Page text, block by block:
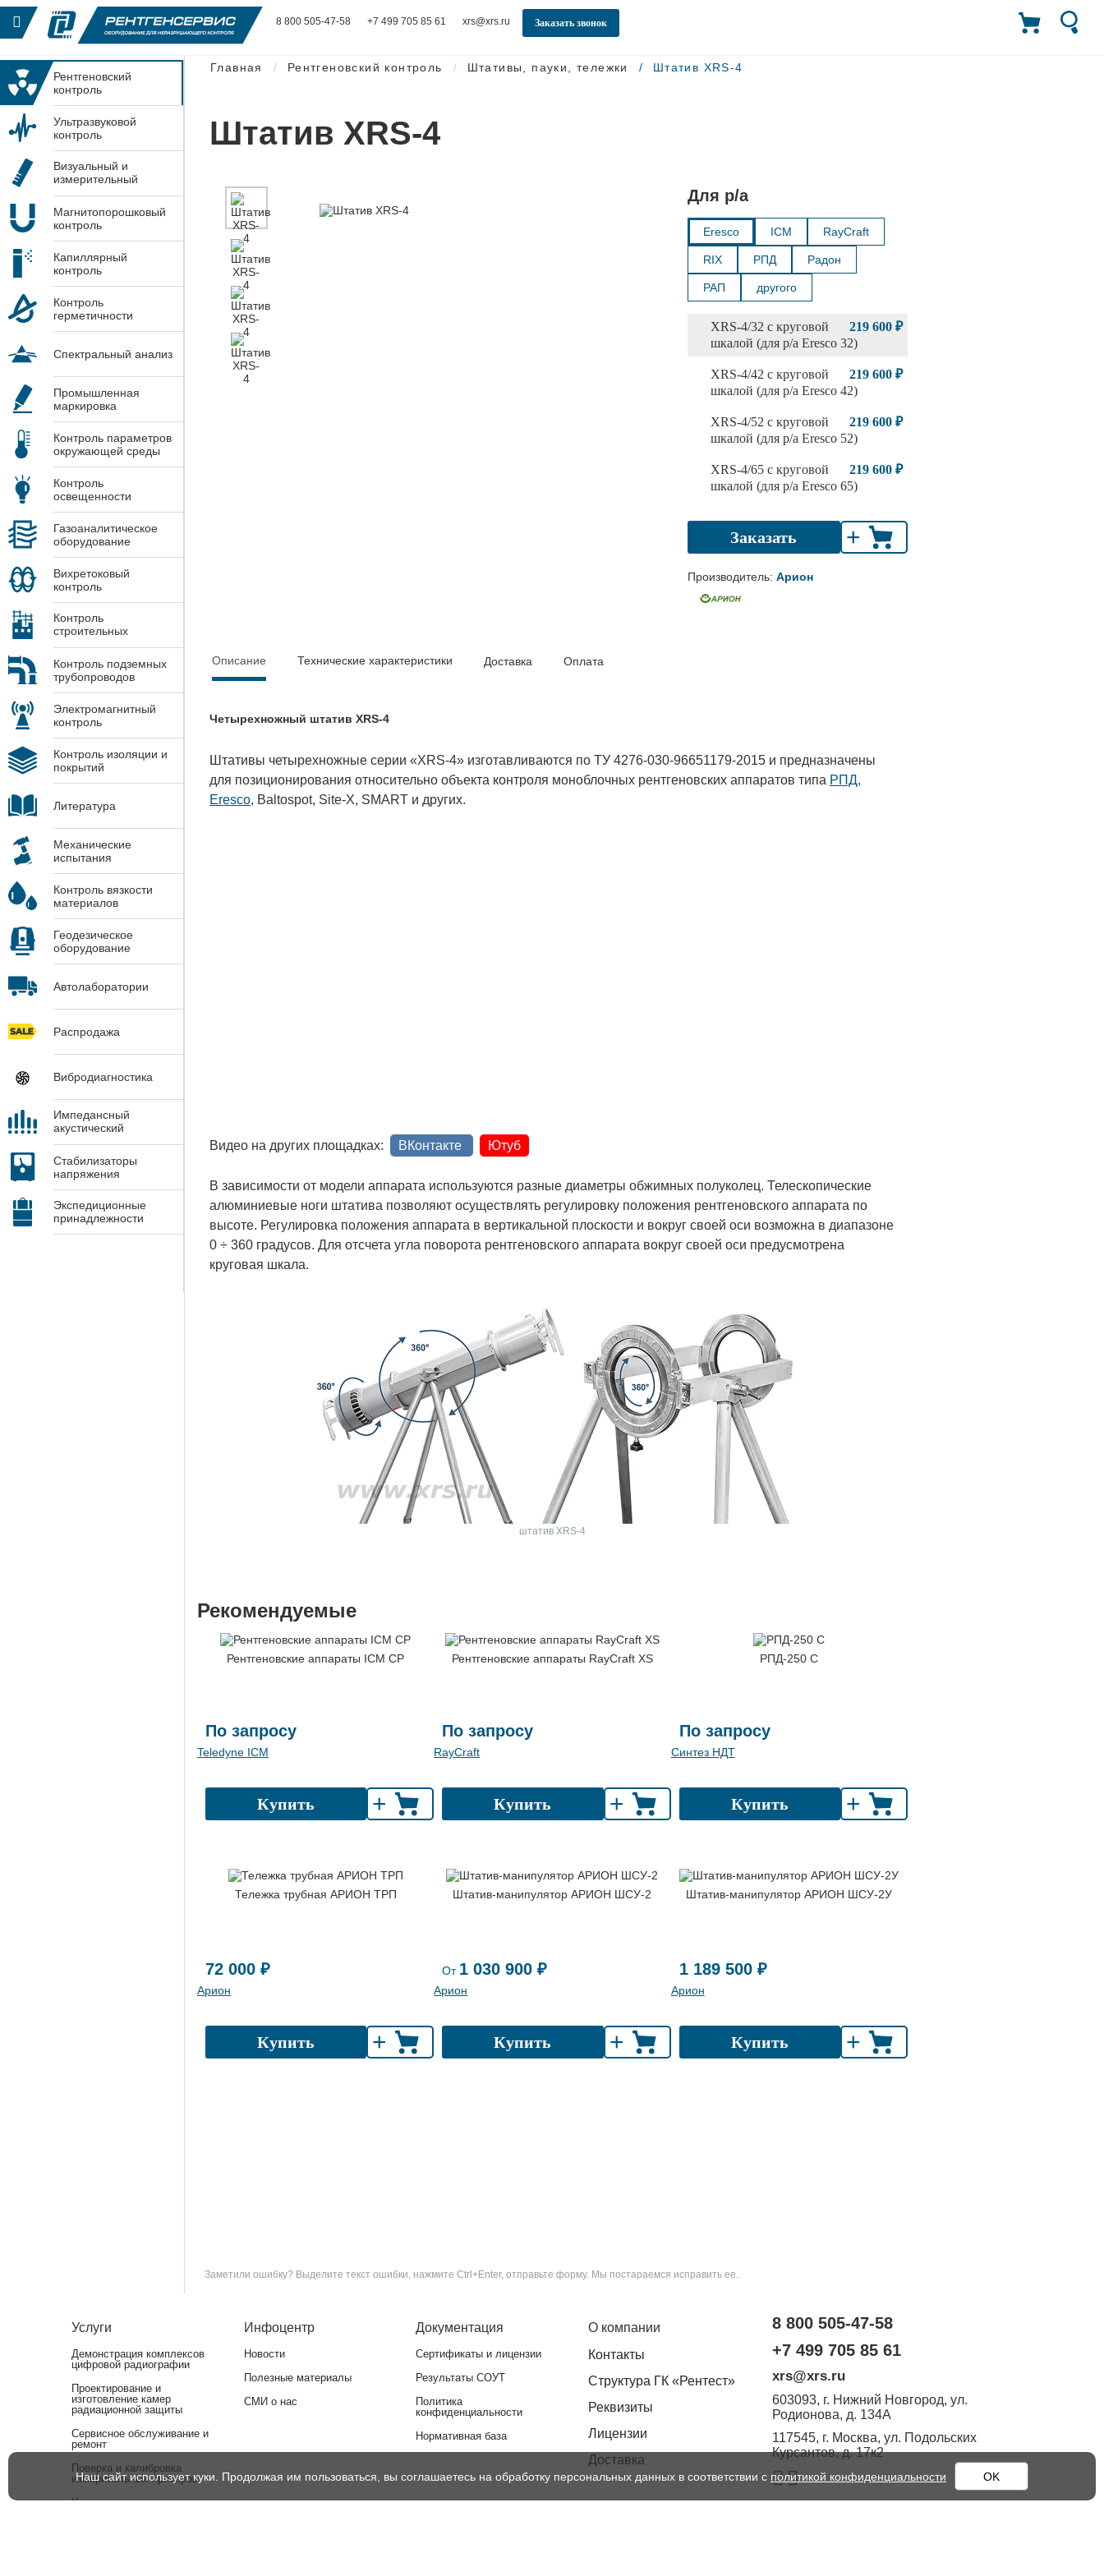
8 800 505-47-58 +7 499 705 85 61 xrs@xrs.ru Заказать звонок
Рентгеновский
контроль
Ультразвуковой
контроль
Визуальный и
измерительный
Магнитопорошковый
контроль
Капиллярный
контроль
Контроль
герметичности
Спектральный анализ
Промышленная
маркировка
Контроль параметров
окружающей среды
Контроль
освещенности
Газоаналитическое
оборудование
Вихретоковый
контроль
Контроль
строительных
Контроль подземных
трубопроводов
Электромагнитный
контроль
Контроль изоляции и
покрытий
Литература
Механические
испытания
Контроль вязкости
материалов
Геодезическое
оборудование
Автолаборатории
Распродажа
Вибродиагностика
Импедансный
акустический
Стабилизаторы
напряжения
Экспедиционные
принадлежности
Главная Рентгеновский контроль Штативы, пауки, тележки Штатив XRS-4
Штатив XRS-4
Для р/а
Eresco ICM RayCraft
RIX РПД Радон
РАП другого
219 600 ₽
XRS-4/32 с круговой
шкалой (для р/а Eresco 32)
219 600 ₽
XRS-4/42 с круговой
шкалой (для р/а Eresco 42)
219 600 ₽
XRS-4/52 с круговой
шкалой (для р/а Eresco 52)
219 600 ₽
XRS-4/65 с круговой
шкалой (для р/а Eresco 65)
Заказать +
Производитель: Арион
Описание Технические характеристики Доставка Оплата
Четырехножный штатив XRS-4
Штативы четырехножные серии «XRS-4» изготавливаются по ТУ 4276-030-96651179-2015 и предназначены
для позиционирования относительно объекта контроля моноблочных рентгеновских аппаратов типа РПД,
Eresco, Baltospot, Site-X, SMART и других.
Видео на других площадках: ВКонтакте Ютуб
В зависимости от модели аппарата используются разные диаметры обжимных полуколец. Телескопические
алюминиевые ноги штатива позволяют осуществлять регулировку положения рентгеновского аппарата по
высоте. Регулировка положения аппарата в вертикальной плоскости и вокруг своей оси возможна в диапазоне
0 ÷ 360 градусов. Для отсчета угла поворота рентгеновского аппарата вокруг своей оси предусмотрена
круговая шкала.
штатив XRS-4
Рекомендуемые
Рентгеновские аппараты ICM CP
По запросу
Teledyne ICM
Купить +
Рентгеновские аппараты RayCraft XS
По запросу
RayCraft
Купить +
РПД-250 С
По запросу
Синтез НДТ
Купить +
Тележка трубная АРИОН ТРП
72 000 ₽
Арион
Купить +
Штатив-манипулятор АРИОН ШСУ-2
От 1 030 900 ₽
Арион
Купить +
Штатив-манипулятор АРИОН ШСУ-2У
1 189 500 ₽
Арион
Купить +
Заметили ошибку? Выделите текст ошибки, нажмите Ctrl+Enter, отправьте форму. Мы постараемся исправить ее.
Услуги
Демонстрация комплексов
цифровой радиографии
Проектирование и
изготовление камер
радиационной защиты
Сервисное обслуживание и
ремонт
Поверка и калибровка
измерительных приборов
Утилизация рентгеновских
Инфоцентр
Новости
Полезные материалы
СМИ о нас
Документация
Сертификаты и лицензии
Результаты СОУТ
Политика
конфиденциальности
Нормативная база
О компании
Контакты
Структура ГК «Рентест»
Реквизиты
Лицензии
Доставка
8 800 505-47-58
+7 499 705 85 61
xrs@xrs.ru
603093, г. Нижний Новгород,ул.
Родионова, д. 134А
117545, г. Москва,ул. Подольских
Курсантов, д. 17к2
Наш сайт использует куки. Продолжая им пользоваться, вы соглашаетесь на обработку персональных данных в соответствии с политикой конфиденциальности OK